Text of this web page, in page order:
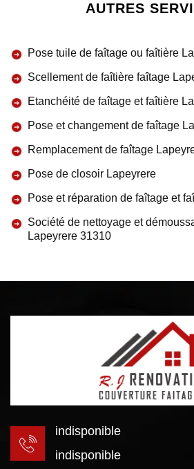
AUTRES
Pose tuile de faîtage ou faîtière
Scellement de faîtière faîtage
Etanchéité de faîtage et faîtière
Pose et changement de faîtage
Remplacement de faîtage
Pose de closoir Lapeyrere
Pose et réparation de faîtage et
Société de nettoyage et
Lapeyrere 31310
indisponible
indisponible